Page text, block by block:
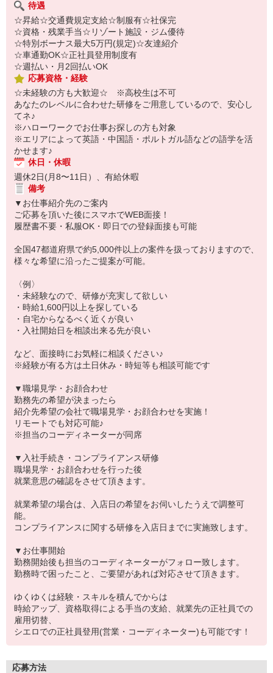
待遇
☆昇給☆交通費規定支給☆制服有☆社保完
☆資格・残業手当☆リゾート施設・ジム優待
☆特別ボーナス最大5万円(規定)☆友達紹介
☆車通勤OK☆正社員登用制度有
☆週払い・月2回払いOK
応募資格・経験
☆未経験の方も大歓迎☆ ※高校生は不可
あなたのレベルに合わせた研修をご用意しているので、安心し
てネ♪
※ハローワークでお仕事お探しの方も対象
※エリアによって英語・中国語・ポルトガル語などの語学を活
かせます♪
休日・休暇
週休2日(月8〜11日）、有給休暇
備考
▼お仕事紹介先のご案内
ご応募を頂いた後にスマホでWEB面接！
履歴書不要・私服OK・即日での登録面接も可能
全国47都道府県で約5,000件以上の案件を扱っておりますので、
様々な希望に沿ったご提案が可能。
〈例〉
・未経験なので、研修が充実して欲しい
・時給1,600円以上を探している
・自宅からなるべく近くが良い
・入社開始日を相談出来る先が良い
など、面接時にお気軽に相談ください♪
※経験が有る方は土日休み・時短等も相談可能です
▼職場見学・お顔合わせ
勤務先の希望が決まったら
紹介先希望の会社で職場見学・お顔合わせを実施！
リモートでも対応可能♪
※担当のコーディネーターが同席
▼入社手続き・コンプライアンス研修
職場見学・お顔合わせを行った後
就業意思の確認をさせて頂きます。
就業希望の場合は、入店日の希望をお伺いしたうえで調整可
能。
コンプライアンスに関する研修を入店日までに実施致します。
▼お仕事開始
勤務開始後も担当のコーディネーターがフォロー致します。
勤務時で困ったこと、ご要望があれば対応させて頂きます。
ゆくゆくは経験・スキルを積んでからは
時給アップ、資格取得による手当の支給、就業先の正社員での
雇用切替、
シエロでの正社員登用(営業・コーディネーター)も可能です！
応募方法